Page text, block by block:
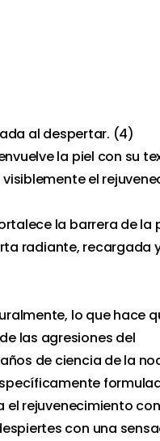
al despertar. (4)
la piel con su
el
la barrera de la
radiante, recargada
lo que hace
las agresiones del
de ciencia de la
rejuvenecimiento
con una